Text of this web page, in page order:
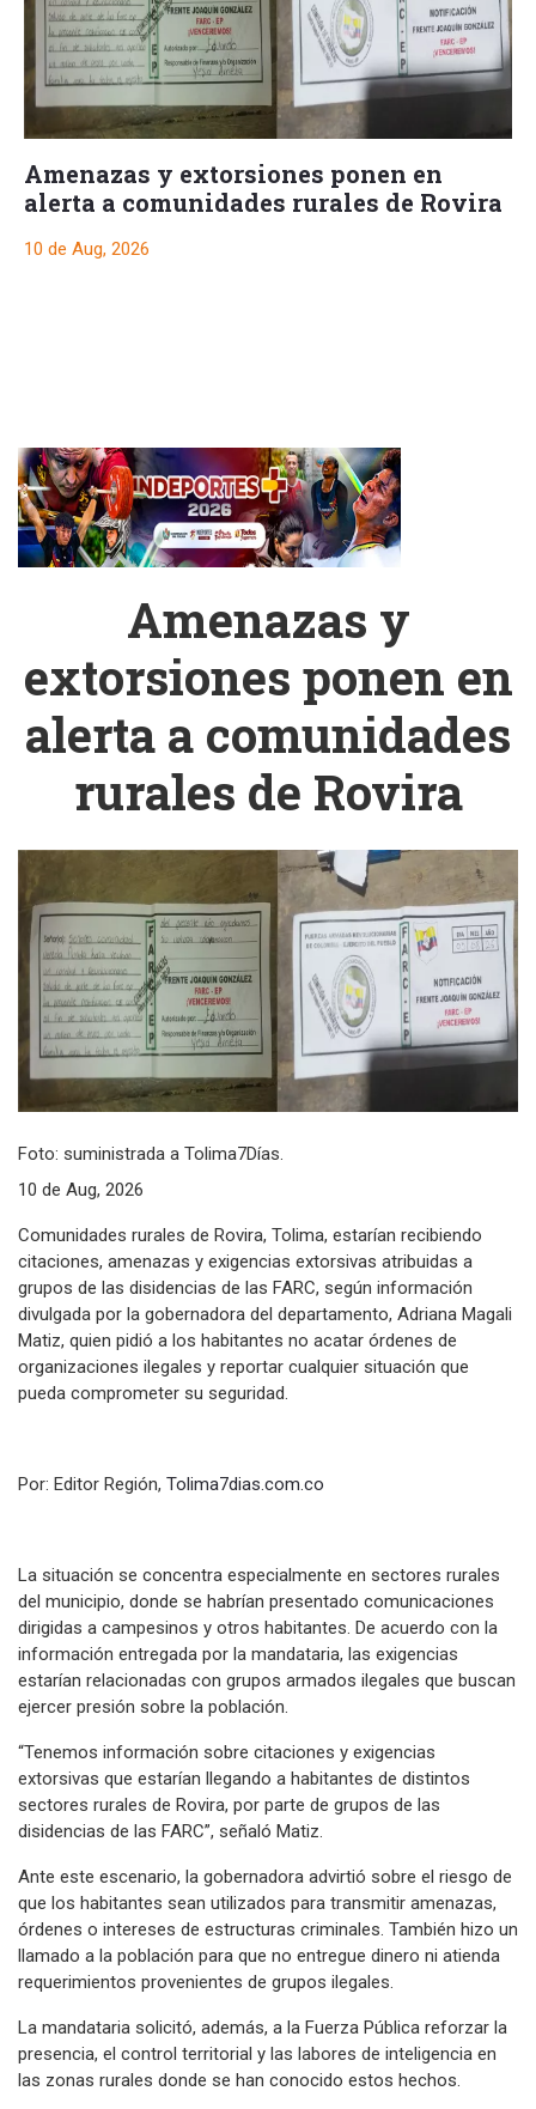
Amenazas y extorsiones ponen en
alerta a comunidades rurales de Rovira
10 de Aug, 2026
Amenazas y
extorsiones ponen en
alerta a comunidades
rurales de Rovira
Foto: suministrada a Tolima7Días.
10 de Aug, 2026
Comunidades rurales de Rovira, Tolima, estarían recibiendo
citaciones, amenazas y exigencias extorsivas atribuidas a
grupos de las disidencias de las FARC, según información
divulgada por la gobernadora del departamento, Adriana Magali
Matiz, quien pidió a los habitantes no acatar órdenes de
organizaciones ilegales y reportar cualquier situación que
pueda comprometer su seguridad.
Por: Editor Región, Tolima7dias.com.co
La situación se concentra especialmente en sectores rurales
del municipio, donde se habrían presentado comunicaciones
dirigidas a campesinos y otros habitantes. De acuerdo con la
información entregada por la mandataria, las exigencias
estarían relacionadas con grupos armados ilegales que buscan
ejercer presión sobre la población.
“Tenemos información sobre citaciones y exigencias
extorsivas que estarían llegando a habitantes de distintos
sectores rurales de Rovira, por parte de grupos de las
disidencias de las FARC”, señaló Matiz.
Ante este escenario, la gobernadora advirtió sobre el riesgo de
que los habitantes sean utilizados para transmitir amenazas,
órdenes o intereses de estructuras criminales. También hizo un
llamado a la población para que no entregue dinero ni atienda
requerimientos provenientes de grupos ilegales.
La mandataria solicitó, además, a la Fuerza Pública reforzar la
presencia, el control territorial y las labores de inteligencia en
las zonas rurales donde se han conocido estos hechos.